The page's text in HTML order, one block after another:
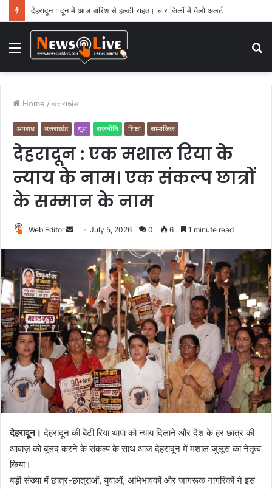
Menu
Home / उत्तराखंड
अपराध उत्तराखंड यूथ राजनीति शिक्षा सामाजिक
देहरादून : एक मशाल रिया के
न्याय के नाम। एक संकल्प छात्रों
के सम्मान के नाम
Web Editor
n
e
m
a
i
l
July 5, 2026 0 6 1 minute read
देहरादून। देहरादून की बेटी रिया थापा को न्याय दिलाने और देश के हर छात्र की
आवाज़ को बुलंद करने के संकल्प के साथ आज देहरादून में मशाल जुलूस का नेतृत्व
किया।
बड़ी संख्या में छात्र-छात्राओं, युवाओं, अभिभावकों और जागरूक नागरिकों ने इस